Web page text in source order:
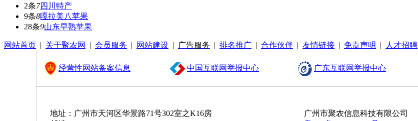
2条7四川特产
9条8嘎拉美八苹果
28条9山东早熟苹果
网站首页 | 关于聚农网 | 会员服务 | 网站建设 | 广告服务 | 排名推广 | 合作伙伴 | 友情链接 | 免责声明 | 人才招聘
经营性网站备案信息 中国互联网举报中心 广东互联网举报中心
地址：广州市天河区华景路71号302室之K16房
广州市聚农信息科技有限公司